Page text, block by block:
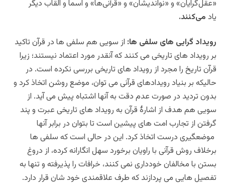
«عقل‌گرایان» و «نواندیشان» و «قرآنی‌ها» و اسما و القاب دیگر
یاد می‌کنند.
رویداد گرایی های سلفی ها: از سویی هم سلفی ها در قرآن تاکید
بر رویداد های تاریخی می کنند که آنقدر مورد اعتماد نیستند؛ زیرا
قرآن تاریخ را مجرد از رویداد های تاریخی بررسی نکرده است. در
حالیکه بر بنیاد رویدادهای قرآنی می توان، موضع روشن اتخاذ کرد و
بدون تردید در صورت عدم دقت به آنها اشتباه پیش می آید. از
سویی هم هدف از اشارۀ قرآن به رویداد های تاریخی عبرت و پند
گرفتن از تجارب امت های پیشین است تا بتوان در برابر آنها
موضعگیری درست اتخاذ کرد. این در حالی است که سلفی ها
برخلاف روش قرآنی با راویان برخورد سهل انگارانه کرده، از دروغ
بستن با مخالفان خودداری نمی کنند، خرافات را پذیرفته و تنها به
تفصیل هایی می پردازند که طرف علاقمندی خود شان قرار دارد.